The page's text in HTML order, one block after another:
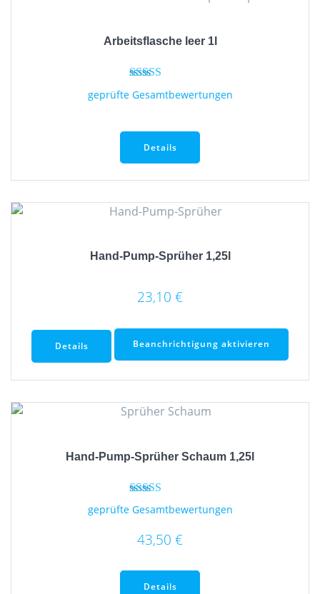
Optionen
Produktseite
werden
Arbeitsflasche leer 1l
Bewertet mit
5.00
geprüfte Gesamtbewertungen
Details
Hand-Pump-Sprüher 1,25l
23,10 €
Details Beanchrichtigung aktivieren
Hand-Pump-Sprüher Schaum 1,25l
Bewertet mit
4.89
geprüfte Gesamtbewertungen
43,50 €
Details